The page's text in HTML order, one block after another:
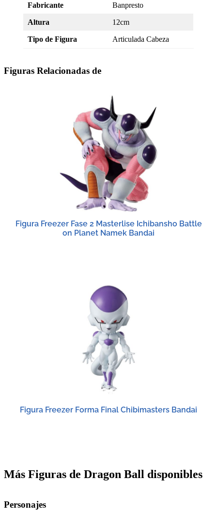
Fabricante Banpresto
Altura 12cm
Tipo de Figura Articulada Cabeza
Figuras Relacionadas de
Figura Freezer Fase 2 Masterlise Ichibansho Battle
on Planet Namek Bandai
Figura Freezer Forma Final Chibimasters Bandai
Más Figuras de Dragon Ball disponibles
Personajes